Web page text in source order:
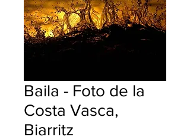
Baila - Foto de la
Costa Vasca,
Biarritz